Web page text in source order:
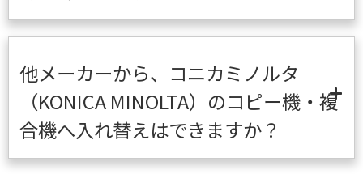
他メーカーから、コニカミノルタ
（KONICA MINOLTA）のコピー機・複
合機へ入れ替えはできますか？